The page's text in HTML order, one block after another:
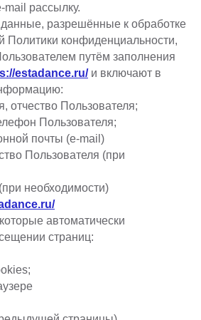
рассылку.
разрешённые к обработке
Политики конфиденциальности,
путём заполнения
estadance.ru/и включают в
отчество Пользователя;
Пользователя;
почты (e-mail)
Пользователя (при
необходимости)
автоматически
страниц: